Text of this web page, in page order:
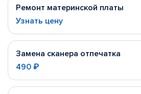
Ремонт материнской платы
Узнать цену
Замена сканера отпечатка
490 ₽